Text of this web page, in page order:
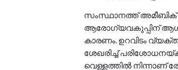
സംസ്ഥാനത്ത് അമീബിക്
ആരോഗ്യവകുപ്പിന്
കാരണം. ഉറവിടം
ശേഖരിച്ച്
വെള്ളത്തില്‍ നിന്നാണ്